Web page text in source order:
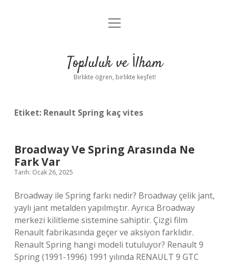
Anasayfa
Yasal Uyarı
menüyü
Topluluk ve İlham
Birlikte öğren, birlikte keşfet!
Etiket: Renault Spring kaç vites
Broadway Ve Spring Arasında Ne
Fark Var
Tarih: Ocak 26, 2025
Broadway ile Spring farkı nedir? Broadway çelik jant,
yaylı jant metalden yapılmıştır. Ayrıca Broadway
merkezi kilitleme sistemine sahiptir. Çizgi film
Renault fabrikasında geçer ve aksiyon farklıdır.
Renault Spring hangi modeli tutuluyor? Renault 9
Spring (1991-1996) 1991 yılında RENAULT 9 GTC